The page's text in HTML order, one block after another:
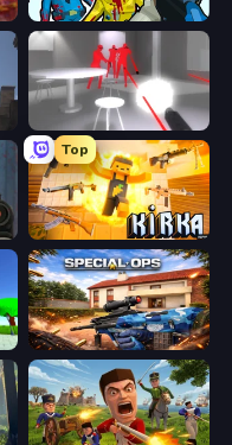
Zombies Shooter
SuperHot
Top
Kirka.io
Special Ops: GO